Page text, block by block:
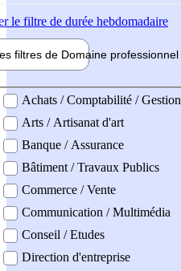
le filtre de durée hebdomadaire
filtres de Domaine professionnel
professionel
Achats / Comptabilité / Gestion
Arts / Artisanat d'art
Banque / Assurance
Bâtiment / Travaux Publics
Commerce / Vente
Communication / Multimédia
Conseil / Etudes
Direction d'entreprise